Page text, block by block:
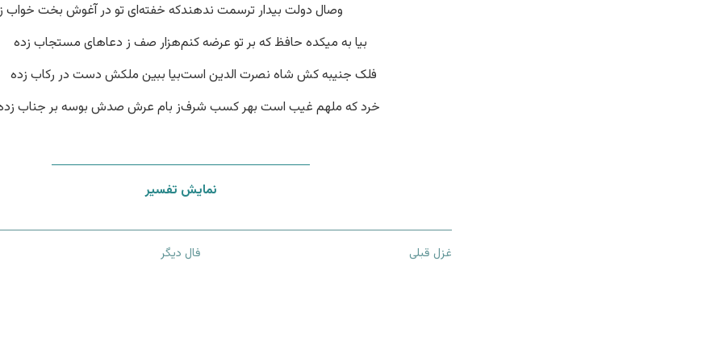
وصال دولت بیدار ترسمت ندهندکه خفته‌ای تو در آغوش بخت خواب
بیا به میکده حافظ که بر تو عرضه کنمهزار صف ز دعاهای مستجاب زده
فلک جنیبه کش شاه نصرت الدین استبیا ببین ملکش دست در رکاب زده
خرد که ملهم غیب است بهر کسب شرفز بام عرش صدش بوسه بر جناب
نمایش تفسیر
غزل قبلی فال دیگر